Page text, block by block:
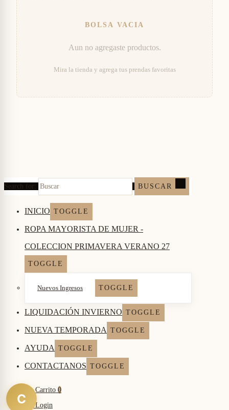
C
Aun no agregaste productos.
Search for: BUSCAR
INICIO TOGGLE
ROPA MAYORISTA DE MUJER -
COLECCION PRIMAVERA VERANO 27
TOGGLE
Nuevos Ingresos TOGGLE
LIQUIDACIÓN INVIERNO TOGGLE
NUEVA TEMPORADA TOGGLE
AYUDA TOGGLE
CONTACTANOS TOGGLE
Carrito 0
Login